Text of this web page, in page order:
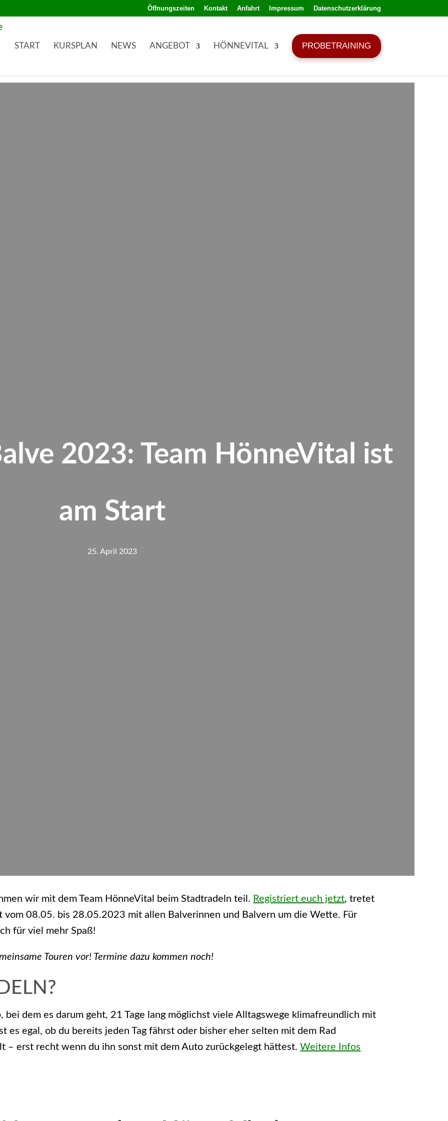
Öffnungszeiten Kontakt Anfahrt Impressum Datenschutzerklärung
START KURSPLAN NEWS ANGEBOT HÖNNEVITAL PROBETRAINING
2023: Team HönneVital ist
am Start
25. April 2023
wir mit dem Team HönneVital beim Stadtradeln teil. Registriert euch jetzt, tretet
vom 08.05. bis 28.05.2023 mit allen Balverinnen und Balvern um die Wette. Für
für viel mehr Spaß!
Touren vor! Termine dazu kommen noch!
dem es darum geht, 21 Tage lang möglichst viele Alltagswege klimafreundlich mit
es egal, ob du bereits jeden Tag fährst oder bisher eher selten mit dem Rad
– erst recht wenn du ihn sonst mit dem Auto zurückgelegt hättest.Weitere Infos